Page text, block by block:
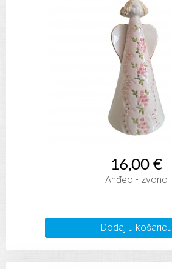
16,00 €
Anđeo - zvono
Dodaj u košaricu